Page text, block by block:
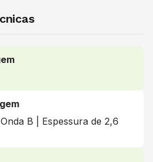
B | Espessura de 2,6